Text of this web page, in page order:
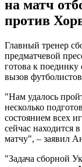
на матч
против
Главный тренер
предматчевой
готова к
вызов
"Нам удалось
несколько
состоянием всех
сейчас находится
матчу", – заявил
"Задача сборной